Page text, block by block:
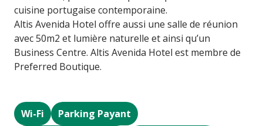
cuisine portugaise contemporaine.
Altis Avenida Hotel offre aussi une salle de réunion
avec 50m2 et lumière naturelle et ainsi qu’un
Business Centre. Altis Avenida Hotel est membre de
Preferred Boutique.
Wi-Fi
Parking Payant